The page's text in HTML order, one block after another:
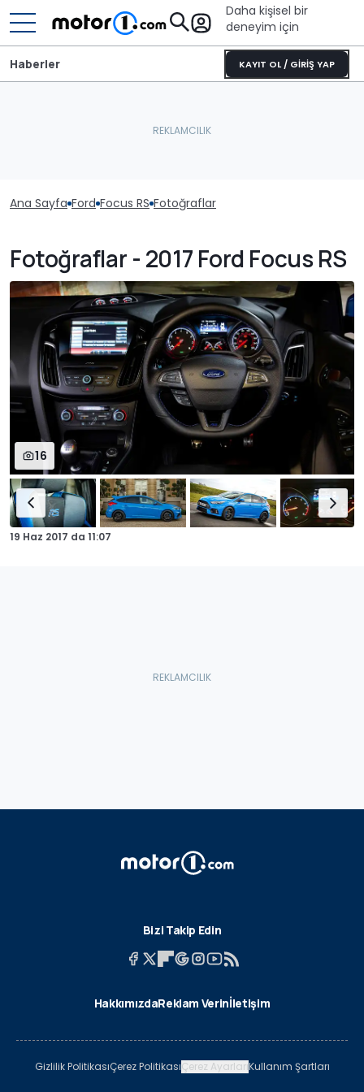
Daha kişisel bir
deneyim için
KAYIT OL / GİRİŞ YAP
Haberler
Ana Sayfa Ford Focus RS Fotoğraflar
Fotoğraflar - 2017 Ford Focus RS
16
19 Haz 2017 da 11:07
Bizi Takip Edin
HakkımızdaReklam Verinİletişim
Gizlilik PolitikasıÇerez PolitikasıÇerez AyarlarıKullanım Şartları